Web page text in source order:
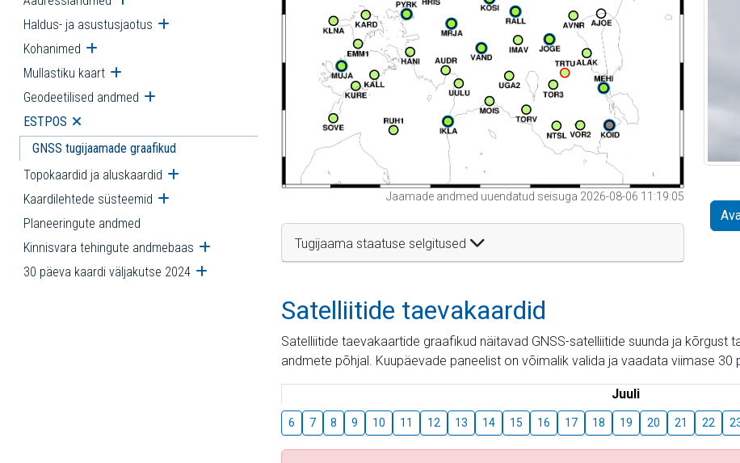
Haldus- ja asustusjaotus Ava alammenüü
Kohanimed Ava alammenüü
Mullastiku kaart Ava alammenüü
Geodeetilised andmed Ava alammenüü
ESTPOS Ava alammenüü
GNSS tugijaamade graafikud
Topokaardid ja aluskaardid Ava alammenüü
Kaardilehtede süsteemid Ava alammenüü
Planeeringute andmed
Kinnisvara tehingute andmebaas Ava alammenüü
30 päeva kaardi väljakutse 2024 Ava alammenüü
Jaamade andmed uuendatud seisuga 2026-08-06 11:19:05
Tugijaama staatuse selgitused
Satelliitide taevakaardid
Satelliitide taevakaartide graafikud näitavad GNSS-satelliitide suunda ja kõrgust
andmete põhjal. Kuupäevade paneelist on võimalik valida ja vaadata viimase 30
Juuli
6 7 8 9 10 11 12 13 14 15 16 17 18 19 20 21 22